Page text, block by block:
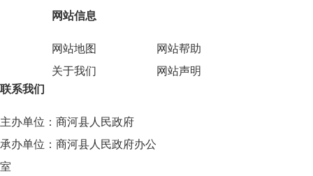
网站信息
网站地图
网站帮助
关于我们
网站声明
联系我们
主办单位：商河县人民政府
承办单位：商河县人民政府办公
室